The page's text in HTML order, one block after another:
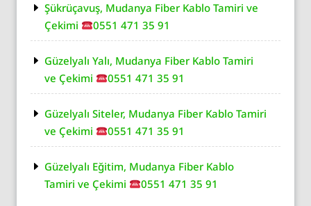
Şükrüçavuş, Mudanya Fiber Kablo Tamiri ve
Çekimi
0551 471 35 91
Güzelyalı Yalı, Mudanya Fiber Kablo Tamiri
ve Çekimi
0551 471 35 91
Güzelyalı Siteler, Mudanya Fiber Kablo Tamiri
ve Çekimi
0551 471 35 91
Güzelyalı Eğitim, Mudanya Fiber Kablo
Tamiri ve Çekimi
0551 471 35 91